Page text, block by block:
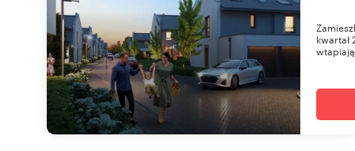
kwartał